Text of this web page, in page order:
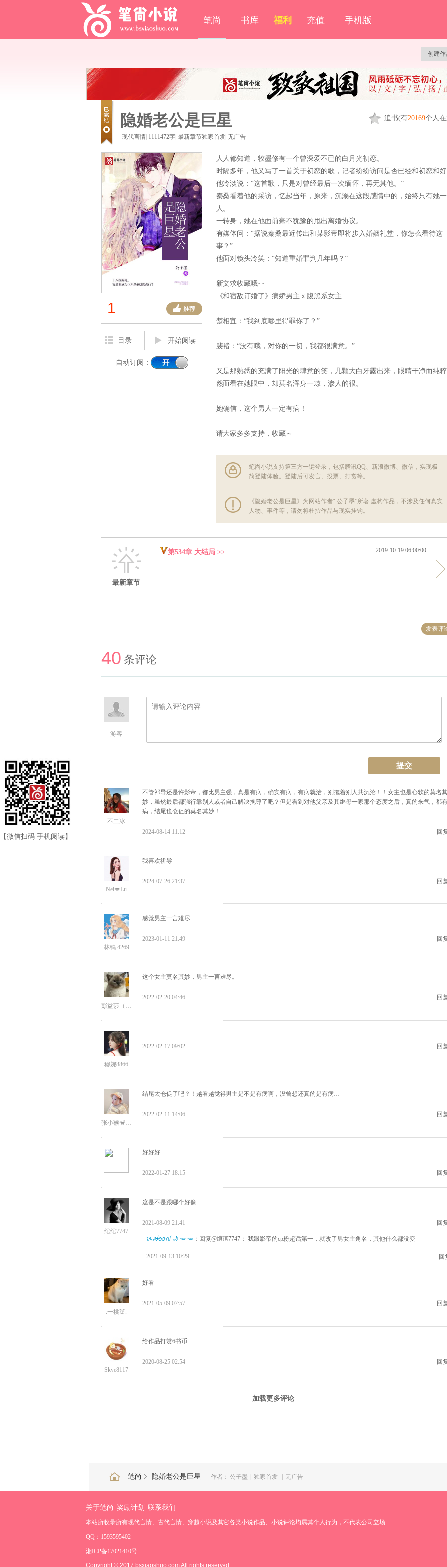
笔尚 书库 福利 充值 手机版
创建作
追书(有20169个人
隐婚老公是巨星
现代言情 1111472字 最新章节独家首发 无广告
1
目录 开始阅读
自动订阅：
人人都知道，牧墨修有一个曾深爱不已的白月光初恋。
时隔多年，他又写了一首关于初恋的歌，记者纷纷访问是否已经和初恋和
他冷淡说：“这首歌，只是对曾经最后一次缅怀，再无其他。”
秦桑看着他的采访，忆起当年，原来，沉溺在这段感情中的，始终只有她一
人。
一转身，她在他面前毫不犹豫的甩出离婚协议。
有媒体问：“据说秦桑最近传出和某影帝即将步入婚姻礼堂，你怎么看待这
事？”
他面对镜头冷笑：“知道重婚罪判几年吗？”
新文求收藏哦~~
《和宿敌订婚了》病娇男主ｘ腹黑系女主
楚相宜：“我到底哪里得罪你了？”
裴褚：“没有哦，对你的一切，我都很满意。”
又是那熟悉的充满了阳光的肆意的笑，几颗大白牙露出来，眼睛干净而纯
然而看在她眼中，却莫名浑身一凉，渗人的很。
她确信，这个男人一定有病！
请大家多多支持，收藏～
笔尚小说支持第三方一键登录，包括腾讯QQ、新浪微博、微信，实现极
简登陆体验。登陆后可发言、投票、打赏等。
《隐婚老公是巨星》为网站作者“ 公子墨”所著 虚构作品，不涉及任何真实
人物、事件等，请勿将杜撰作品与现实挂钩。
最新章节
2019-10-19 06:00:00
第534章 大结局 >>
发表评
40 条评论
游客
提交
不二冰
不管祁导还是许影帝，都比男主强，真是有病，确实有病，有病就治，别拖着别人共沉沦！！女主也是心软的莫名其
妙，虽然最后都强行靠别人或者自己解决挽尊了吧？但是看到对他父亲及其继母一家那个态度之后，真的来气，都
病，结尾也仓促的莫名其妙！
2024-08-14 11:12 回
Nei💋Lu
我喜欢祈导
2024-07-26 21:37 回
林鸭.4269
感觉男主一言难尽
2023-01-11 21:49 回
这个女主莫名其妙，男主一言难尽。
2022-02-20 04:46 回
穆婉8866
2022-02-17 09:02 回
结尾太仓促了吧？！越看越觉得男主是不是有病啊，没曾想还真的是有病…
2022-02-11 14:06 回
好好好
2022-01-27 18:15 回
绾绾7747
这是不是跟哪个好像
2021-08-09 21:41 回
ᝰꫛꪮꪮꫜ 🌙 🥕 🥕 ：回复@绾绾7747： 我跟影帝的cp粉超话第一，就改了男女主角名，其他什么都没变
2021-09-13 10:29 回
.一桃🍑.
好看
2021-05-09 07:57 回
Skye8117
给作品打赏6书币
2020-08-25 02:54 回
加载更多评论
【微信扫码 手机阅读】
笔尚 隐婚老公是巨星 作者： 公子墨 | 独家首发 | 无广告
关于笔尚 奖励计划 联系我们
本站所收录所有现代言情、古代言情、穿越小说及其它各类小说作品、小说评论均属其个人行为，不代表公司立场
QQ：1593595402
湘ICP备17021410号
Copyright © 2017 bsxiaoshuo.com All rights reserved.